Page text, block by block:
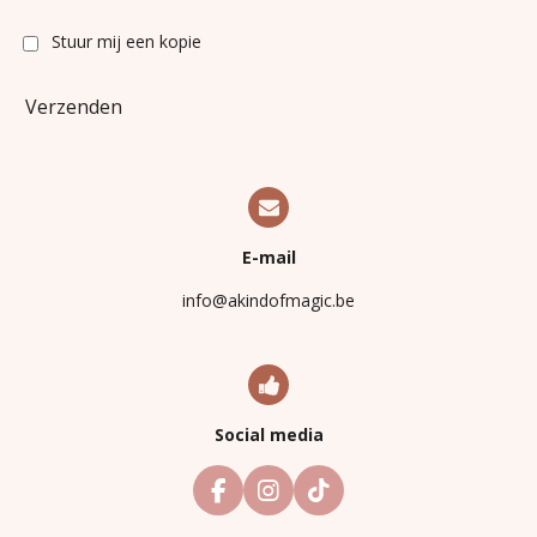
Stuur mij een kopie
Verzenden
E-mail
info@akindofmagic.be
Social media
F
a
I
n
T
i